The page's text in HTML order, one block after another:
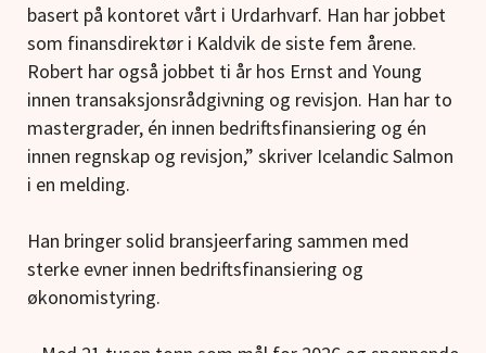
basert på kontoret vårt i Urdarhvarf. Han har jobbet
som finansdirektør i Kaldvik de siste fem årene.
Robert har også jobbet ti år hos Ernst and Young
innen transaksjonsrådgivning og revisjon. Han har to
mastergrader, én innen bedriftsfinansiering og én
innen regnskap og revisjon,” skriver Icelandic Salmon
i en melding.
Han bringer solid bransjeerfaring sammen med
sterke evner innen bedriftsfinansiering og
økonomistyring.